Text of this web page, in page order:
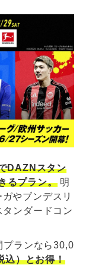
DAZNスタン
るプラン。明
やブンデスリ
ンダードコン
プランなら30,0
込）とお得！